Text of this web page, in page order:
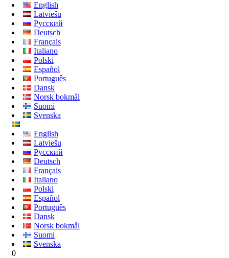
English
Latviešu
Русский
Deutsch
Français
Italiano
Polski
Español
Português
Dansk
Norsk bokmål
Suomi
Svenska
English
Latviešu
Русский
Deutsch
Français
Italiano
Polski
Español
Português
Dansk
Norsk bokmål
Suomi
Svenska
0